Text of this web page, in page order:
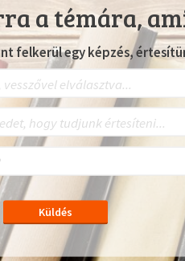
a témára,
felkerül egy képzés,